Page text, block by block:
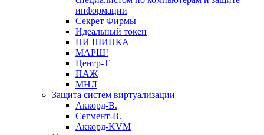
информации
Секрет Фирмы
Идеальный токен
ПИ ШИПКА
МАРШ!
Центр-Т
ПАЖ
МНЛ
Защита систем виртуализации
Аккорд-В.
Сегмент-В.
Аккорд-KVM